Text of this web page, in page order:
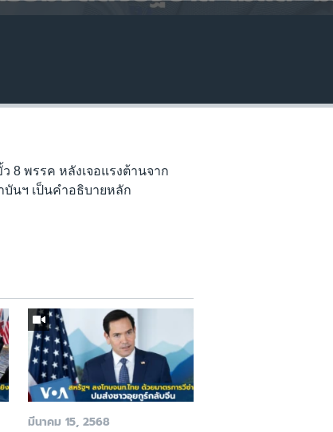
8 พรรค หลังเจอแรงต้านจาก
นฯ เป็นคำอธิบายหลัก
มีนาคม 15, 2568